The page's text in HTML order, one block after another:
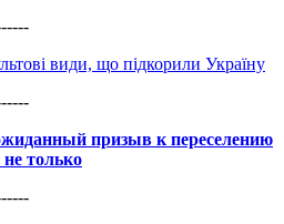
види, що підкорили Україну
призыв к переселению
только